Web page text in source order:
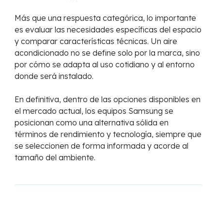
Más que una respuesta categórica, lo importante
es evaluar las necesidades específicas del espacio
y comparar características técnicas. Un aire
acondicionado no se define solo por la marca, sino
por cómo se adapta al uso cotidiano y al entorno
donde será instalado.
En definitiva, dentro de las opciones disponibles en
el mercado actual, los equipos Samsung se
posicionan como una alternativa sólida en
términos de rendimiento y tecnología, siempre que
se seleccionen de forma informada y acorde al
tamaño del ambiente.